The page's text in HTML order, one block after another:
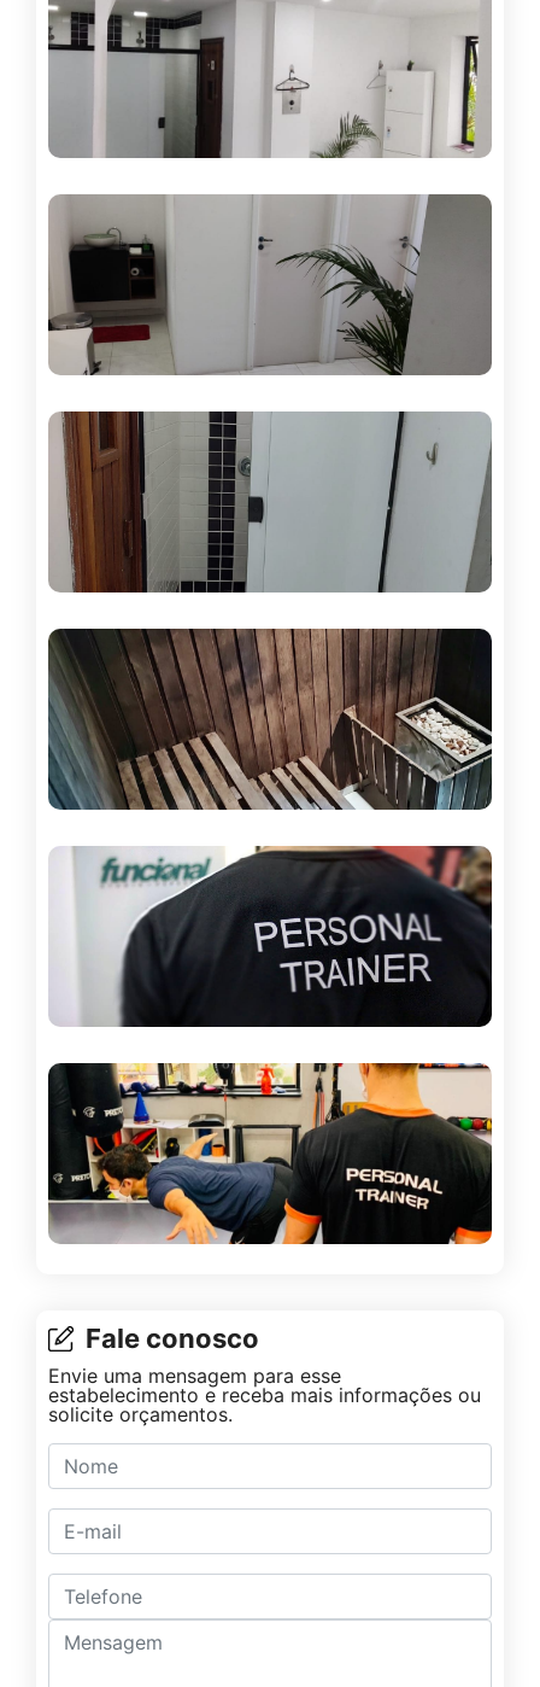
Fale conosco
Envie uma mensagem para esse
estabelecimento e receba mais informações ou
solicite orçamentos.